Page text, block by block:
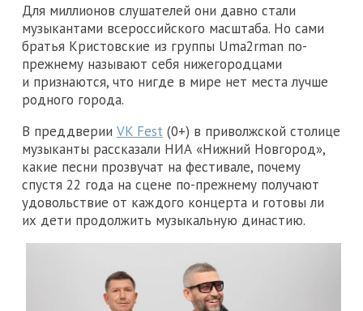
Для миллионов слушателей они давно стали
музыкантами всероссийского масштаба. Но сами
братья Кристовские из группы Uma2rman по-
прежнему называют себя нижегородцами
и признаются, что нигде в мире нет места лучше
родного города.
В преддверии VK Fest (0+) в приволжской столице
музыканты рассказали НИА «Нижний Новгород»,
какие песни прозвучат на фестивале, почему
спустя 22 года на сцене по-прежнему получают
удовольствие от каждого концерта и готовы ли
их дети продолжить музыкальную династию.